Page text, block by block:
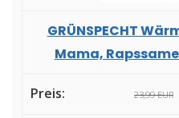
GRÜNSPECHT
Mama,
23,99 EUR